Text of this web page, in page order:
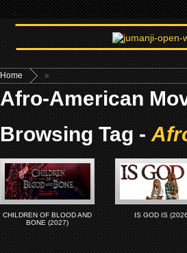
Home »
Afro-American
Browsing Tag -
CHILDREN OF BLOOD AND
BONE (2027)
IS GOD IS